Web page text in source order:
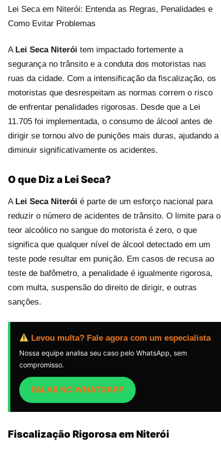
Lei Seca em Niterói: Entenda as Regras, Penalidades e
Como Evitar Problemas
A Lei Seca Niterói tem impactado fortemente a
segurança no trânsito e a conduta dos motoristas nas
ruas da cidade. Com a intensificação da fiscalização, os
motoristas que desrespeitam as normas correm o risco
de enfrentar penalidades rigorosas. Desde que a Lei
11.705 foi implementada, o consumo de álcool antes de
dirigir se tornou alvo de punições mais duras, ajudando a
diminuir significativamente os acidentes.
O que Diz a Lei Seca?
A Lei Seca Niterói é parte de um esforço nacional para
reduzir o número de acidentes de trânsito. O limite para o
teor alcoólico no sangue do motorista é zero, o que
significa que qualquer nível de álcool detectado em um
teste pode resultar em punição. Em casos de recusa ao
teste de bafômetro, a penalidade é igualmente rigorosa,
com multa, suspensão do direito de dirigir, e outras
sanções.
Levou multa? Fale agora com um especialista
Nossa equipe analisa seu caso pelo WhatsApp, sem
compromisso.
FALAR NO WHATSAPP
Fiscalização Rigorosa em Niterói